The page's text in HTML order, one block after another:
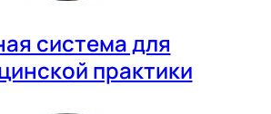
система для
практики